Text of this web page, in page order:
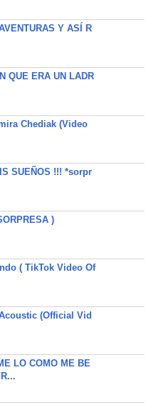
Y ASÍ R
QUE ERA UN LADR
Chediak (Video
SUEÑOS !!! *sorpr
)
( TikTok Video Of
(Official Vid
LO COMO ME BE